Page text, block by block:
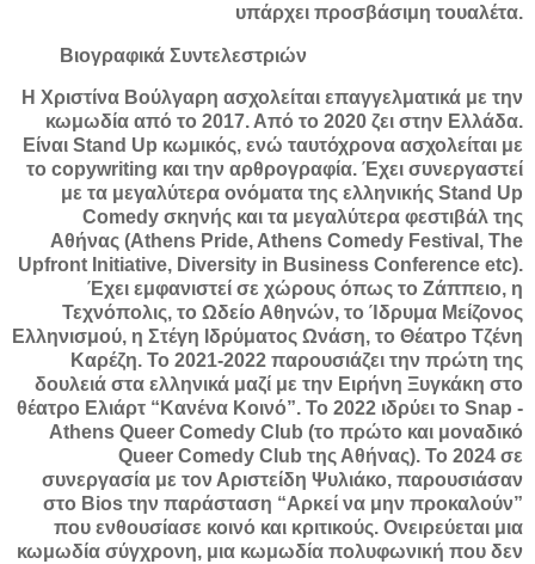
υπάρχει προσβάσιμη τουαλέτα.
Βιογραφικά Συντελεστριών
Η Χριστίνα Βούλγαρη ασχολείται επαγγελματικά με την
κωμωδία από το 2017. Από το 2020 ζει στην Ελλάδα.
Είναι Stand Up κωμικός, ενώ ταυτόχρονα ασχολείται με
το copywriting και την αρθρογραφία. Έχει συνεργαστεί
με τα μεγαλύτερα ονόματα της ελληνικής Stand Up
Comedy σκηνής και τα μεγαλύτερα φεστιβάλ της
Αθήνας (Athens Pride, Athens Comedy Festival, The
Upfront Initiative, Diversity in Business Conference etc).
Έχει εμφανιστεί σε χώρους όπως το Ζάππειο, η
Τεχνόπολις, το Ωδείο Αθηνών, το Ίδρυμα Μείζονος
Ελληνισμού, η Στέγη Ιδρύματος Ωνάση, το Θέατρο Τζένη
Καρέζη. Το 2021-2022 παρουσιάζει την πρώτη της
δουλειά στα ελληνικά μαζί με την Ειρήνη Ξυγκάκη στο
θέατρο Ελιάρτ “Κανένα Κοινό”. Το 2022 ιδρύει το Snap -
Athens Queer Comedy Club (το πρώτο και μοναδικό
Queer Comedy Club της Αθήνας). Το 2024 σε
συνεργασία με τον Αριστείδη Ψυλιάκο, παρουσιάσαν
στο Bios την παράσταση “Αρκεί να μην προκαλούν”
που ενθουσίασε κοινό και κριτικούς. Ονειρεύεται μια
κωμωδία σύγχρονη, μια κωμωδία πολυφωνική που δεν